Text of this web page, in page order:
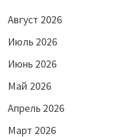
Август 2026
Июль 2026
Июнь 2026
Май 2026
Апрель 2026
Март 2026